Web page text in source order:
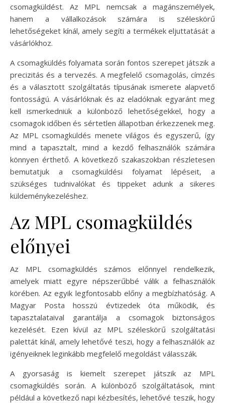
csomagküldést. Az MPL nemcsak a magánszemélyek,
hanem a vállalkozások számára is széleskörű
lehetőségeket kínál, amely segíti a termékek eljuttatását a
vásárlókhoz.
A csomagküldés folyamata során fontos szerepet játszik a
precizitás és a tervezés. A megfelelő csomagolás, címzés
és a választott szolgáltatás típusának ismerete alapvető
fontosságú. A vásárlóknak és az eladóknak egyaránt meg
kell ismerkedniük a különböző lehetőségekkel, hogy a
csomagok időben és sértetlen állapotban érkezzenek meg.
Az MPL csomagküldés menete világos és egyszerű, így
mind a tapasztalt, mind a kezdő felhasználók számára
könnyen érthető. A következő szakaszokban részletesen
bemutatjuk a csomagküldési folyamat lépéseit, a
szükséges tudnivalókat és tippeket adunk a sikeres
küldeménykezeléshez.
Az MPL csomagküldés
előnyei
Az MPL csomagküldés számos előnnyel rendelkezik,
amelyek miatt egyre népszerűbbé válik a felhasználók
körében. Az egyik legfontosabb előny a megbízhatóság. A
Magyar Posta hosszú évtizedek óta működik, és
tapasztalataival garantálja a csomagok biztonságos
kezelését. Ezen kívül az MPL széleskörű szolgáltatási
palettát kínál, amely lehetővé teszi, hogy a felhasználók az
igényeiknek leginkább megfelelő megoldást válasszák.
A gyorsaság is kiemelt szerepet játszik az MPL
csomagküldés során. A különböző szolgáltatások, mint
például a következő napi kézbesítés, lehetővé teszik, hogy